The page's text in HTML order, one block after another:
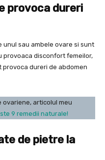
provoca dureri
sau ambele ovare si sunt
provoaca disconfort femeilor,
provoca dureri de abdomen
articolul meu
9 remedii naturale!
de pietre la